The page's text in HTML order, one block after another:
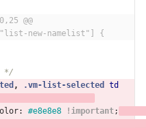
@@
new-namelist"] {
*/
, .vm-list-selected
td
: #e8e8e8 !important;